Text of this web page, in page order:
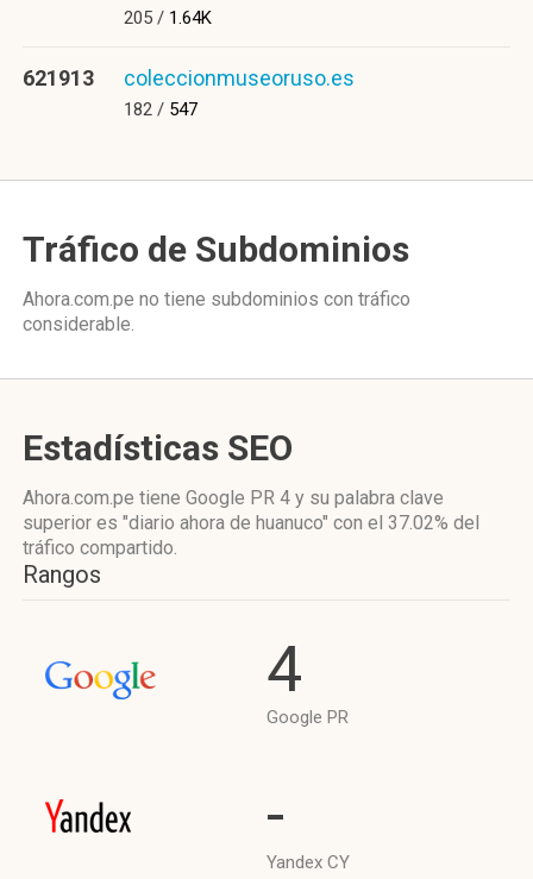
205 / 1.64K
621913 coleccionmuseoruso.es
182 / 547
Tráfico de Subdominios
Ahora.com.pe no tiene subdominios con tráfico
considerable.
Estadísticas SEO
Ahora.com.pe tiene Google PR 4 y su palabra clave
superior es "diario ahora de huanuco" con el 37.02% del
tráfico compartido.
Rangos
4
Google PR
-
Yandex CY